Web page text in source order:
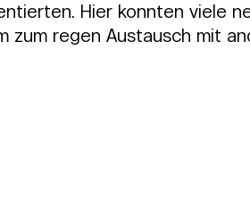
Hier konnten viele
zum regen Austausch mit